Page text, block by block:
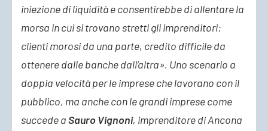
iniezione di liquidità e consentirebbe di allentare la
morsa in cui si trovano stretti gli imprenditori:
clienti morosi da una parte, credito difficile da
ottenere dalle banche dall’altra». Uno scenario a
doppia velocità per le imprese che lavorano con il
pubblico, ma anche con le grandi imprese come
succede aSauro Vignoni, imprenditore di Ancona